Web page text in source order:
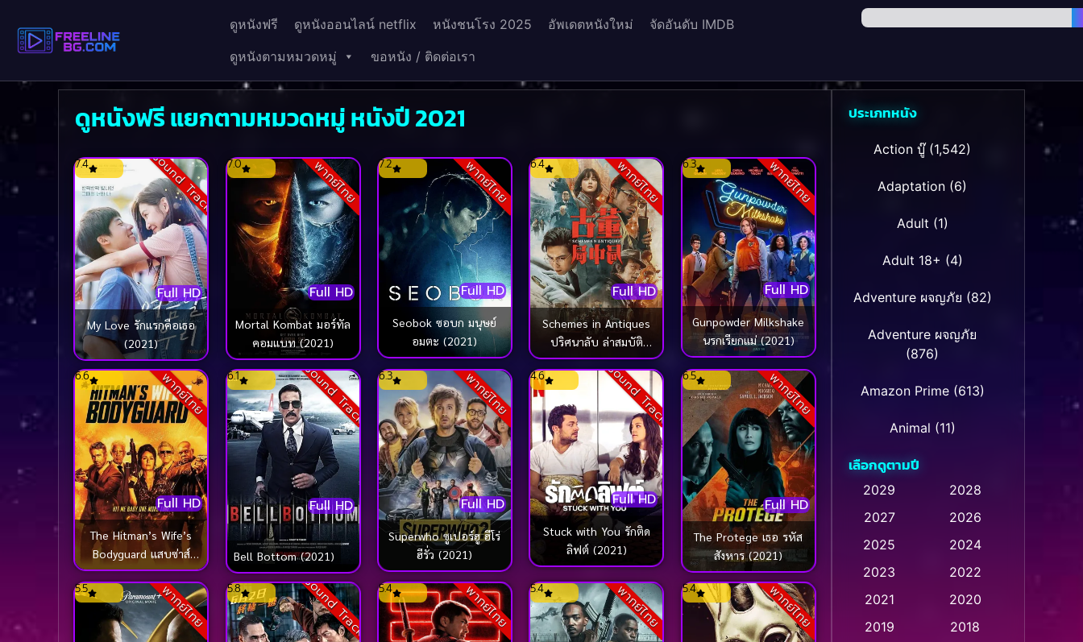
ดูหนังฟรี ดูหนังออนไลน์ netflix หนังชนโรง 2025 อัพเดตหนังใหม่
จัดอันดับ IMDB
ดูหนังตามหมวดหมู่
ขอหนัง / ติดต่อเรา
ดูหนังฟรี แยกตามหมวดหมู่ หนังปี 2021
Sound Track
Full HD
7.4
My Love รักแรกคือเธอ
(2021)
พากย์ไทย
Full HD
7.0
Mortal Kombat มอร์ทัล
คอมแบท (2021)
พากย์ไทย
Full HD
7.2
Seobok ซอบก มนุษย์
อมตะ (2021)
พากย์ไทย
Full HD
6.4
Schemes in Antiques
ปริศนาลับ ล่าสมบัติ
สาบสูญ (2021)
พากย์ไทย
Full HD
6.3
Gunpowder Milkshake
นรกเรียกแม่ (2021)
พากย์ไทย
Full HD
6.6
The Hitman’s Wife’s
Bodyguard แสบซ่าส์
แบบว่า บอดี้การ์ด 2
(2021)
Sound Track
Full HD
6.1
Bell Bottom (2021)
พากย์ไทย
Full HD
6.3
Superwho ซูเปอร์ฮู ฮีโร่
ฮีรั่ว (2021)
Sound Track
Full HD
4.6
Stuck with You รักติด
ลิฟต์ (2021)
พากย์ไทย
Full HD
6.5
The Protege เธอ รหัส
สังหาร (2021)
พากย์ไทย
5.5 Sound Track
5.8 พากย์ไทย
5.4 พากย์ไทย
5.4 พากย์ไทย
5.4
ประเภทหนัง
Action บู๊(1,542)
Adaptation (6)
Adult (1)
Adult 18+ (4)
Adventure ผจญภัย (82)
Adventure ผจญภัย
(876)
Amazon Prime(613)
Animal (11)
Animation การ์ตูน
Animation อนิเมชั่น(1)
Animation แอนิเมชั่น(1)
เลือกดูตามปี
2029
2028
2027
2026
2025
2024
2023
2022
2021
2020
2019
2018